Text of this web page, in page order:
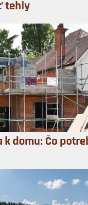
tehly
k domu: Čo